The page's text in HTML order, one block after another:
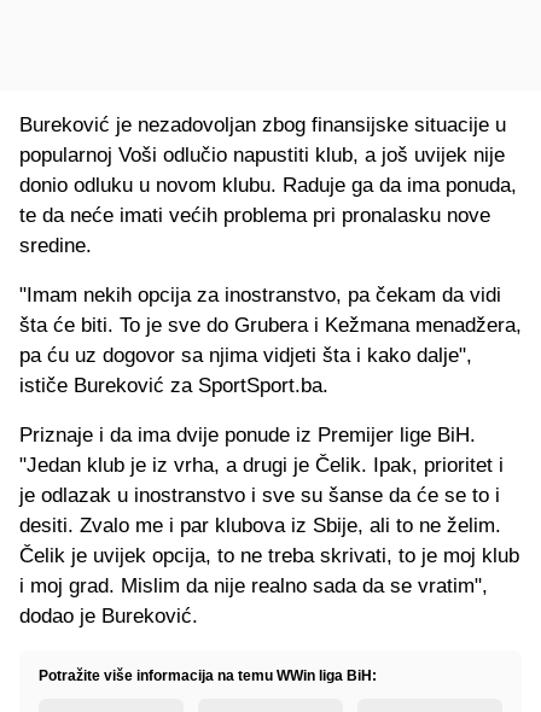
Bureković je nezadovoljan zbog finansijske situacije u
popularnoj Voši odlučio napustiti klub, a još uvijek nije
donio odluku u novom klubu. Raduje ga da ima ponuda,
te da neće imati većih problema pri pronalasku nove
sredine.
"Imam nekih opcija za inostranstvo, pa čekam da vidi
šta će biti. To je sve do Grubera i Kežmana menadžera,
pa ću uz dogovor sa njima vidjeti šta i kako dalje",
ističe Bureković za SportSport.ba.
Priznaje i da ima dvije ponude iz Premijer lige BiH.
"Jedan klub je iz vrha, a drugi je Čelik. Ipak, prioritet i
je odlazak u inostranstvo i sve su šanse da će se to i
desiti. Zvalo me i par klubova iz Sbije, ali to ne želim.
Čelik je uvijek opcija, to ne treba skrivati, to je moj klub
i moj grad. Mislim da nije realno sada da se vratim",
dodao je Bureković.
Potražite više informacija na temu WWin liga BiH: